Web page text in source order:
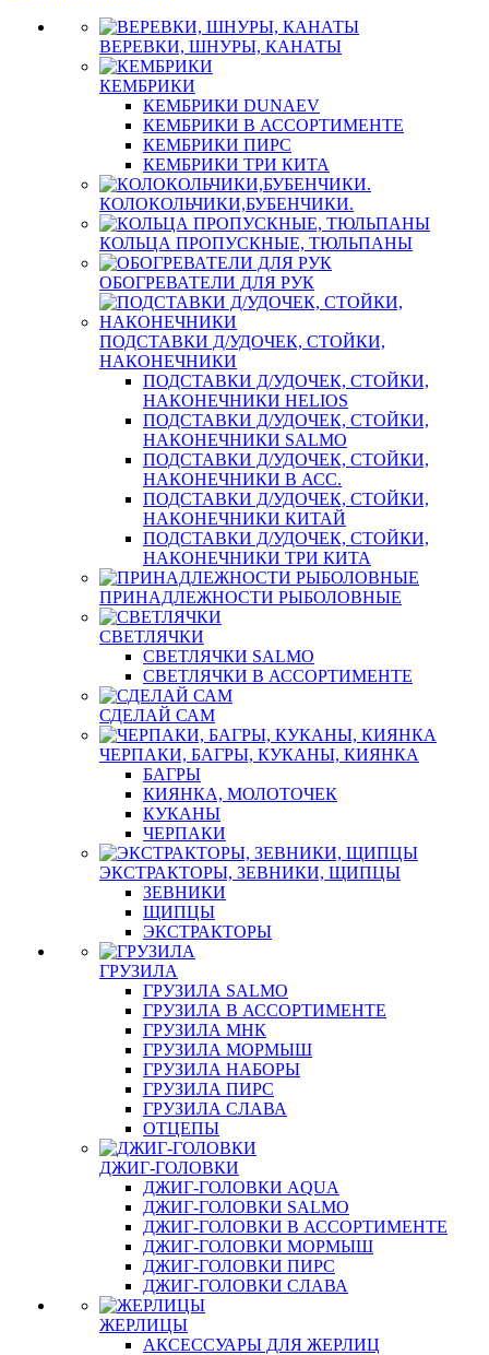
ВЕРЕВКИ, ШНУРЫ, КАНАТЫ
КЕМБРИКИ
КЕМБРИКИ DUNAEV
КЕМБРИКИ В АССОРТИМЕНТЕ
КЕМБРИКИ ПИРС
КЕМБРИКИ ТРИ КИТА
КОЛОКОЛЬЧИКИ,БУБЕНЧИКИ.
КОЛЬЦА ПРОПУСКНЫЕ, ТЮЛЬПАНЫ
ОБОГРЕВАТЕЛИ ДЛЯ РУК
ПОДСТАВКИ Д/УДОЧЕК, СТОЙКИ,
НАКОНЕЧНИКИ
ПОДСТАВКИ Д/УДОЧЕК, СТОЙКИ,
НАКОНЕЧНИКИ HELIOS
ПОДСТАВКИ Д/УДОЧЕК, СТОЙКИ,
НАКОНЕЧНИКИ SALMO
ПОДСТАВКИ Д/УДОЧЕК, СТОЙКИ,
НАКОНЕЧНИКИ В АСС.
ПОДСТАВКИ Д/УДОЧЕК, СТОЙКИ,
НАКОНЕЧНИКИ КИТАЙ
ПОДСТАВКИ Д/УДОЧЕК, СТОЙКИ,
НАКОНЕЧНИКИ ТРИ КИТА
ПРИНАДЛЕЖНОСТИ РЫБОЛОВНЫЕ
СВЕТЛЯЧКИ
СВЕТЛЯЧКИ SALMO
СВЕТЛЯЧКИ В АССОРТИМЕНТЕ
СДЕЛАЙ САМ
ЧЕРПАКИ, БАГРЫ, КУКАНЫ, КИЯНКА
БАГРЫ
КИЯНКА, МОЛОТОЧЕК
КУКАНЫ
ЧЕРПАКИ
ЭКСТРАКТОРЫ, ЗЕВНИКИ, ЩИПЦЫ
ЗЕВНИКИ
ЩИПЦЫ
ЭКСТРАКТОРЫ
ГРУЗИЛА
ГРУЗИЛА SALMO
ГРУЗИЛА В АССОРТИМЕНТЕ
ГРУЗИЛА МНК
ГРУЗИЛА МОРМЫШ
ГРУЗИЛА НАБОРЫ
ГРУЗИЛА ПИРС
ГРУЗИЛА СЛАВА
ОТЦЕПЫ
ДЖИГ-ГОЛОВКИ
ДЖИГ-ГОЛОВКИ AQUA
ДЖИГ-ГОЛОВКИ SALMO
ДЖИГ-ГОЛОВКИ В АССОРТИМЕНТЕ
ДЖИГ-ГОЛОВКИ МОРМЫШ
ДЖИГ-ГОЛОВКИ ПИРС
ДЖИГ-ГОЛОВКИ СЛАВА
ЖЕРЛИЦЫ
АКСЕССУАРЫ ДЛЯ ЖЕРЛИЦ